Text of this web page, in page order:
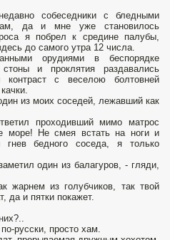
собеседники с бледными
да и мне уже становилось
я побрел к средине палубы,
до самого утра 12 числа.
орудиями в беспорядке
и проклятия раздавались
контраст с веселою болтовней
из моих соседей, лежавший как
проходивший мимо матрос
море! Не смея встать на ноги и
гнев бедного соседа, я только
один из балагуров, - гляди,
жарнем из голубчиков, так твой
да и пятки покажет.
русски, просто хам.